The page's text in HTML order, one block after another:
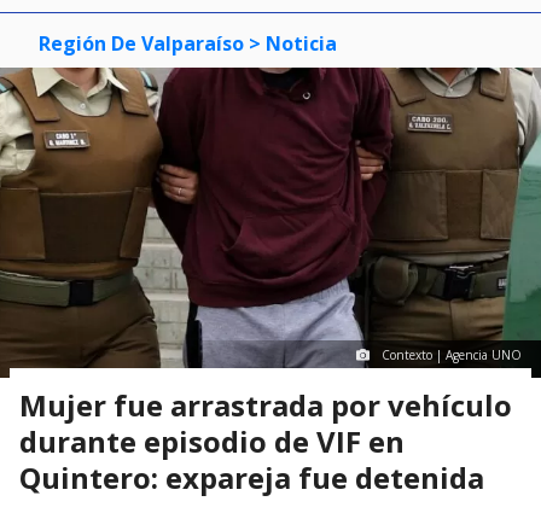
Región De Valparaíso > Noticia
Contexto | Agencia UNO
Mujer fue arrastrada por vehículo
durante episodio de VIF en
Quintero: expareja fue detenida